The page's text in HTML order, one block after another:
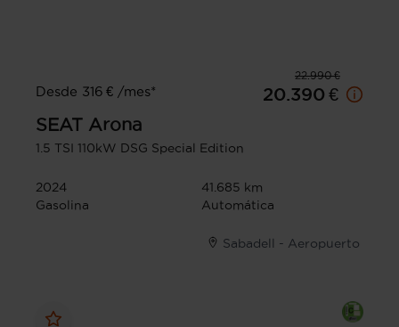
22.990 €
Desde 316 € /mes*
20.390 €
SEAT Arona
1.5 TSI 110kW DSG Special Edition
2024
41.685 km
Gasolina
Automática
Sabadell - Aeropuerto